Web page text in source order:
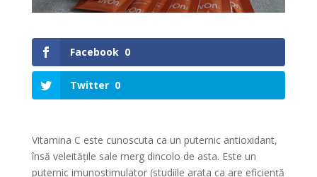
Facebook 0
Twitter 0
Vitamina C este cunoscuta ca un puternic antioxidant,
însă veleitățile sale merg dincolo de asta. Este un
puternic imunostimulator (studiile arata ca are eficiență